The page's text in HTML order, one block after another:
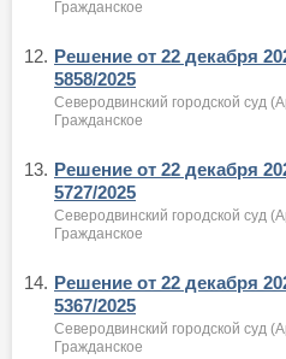
Гражданское
12. Решение от 22 декабря
5858/2025
Северодвинский городской суд
Гражданское
13. Решение от 22 декабря
5727/2025
Северодвинский городской суд
Гражданское
14. Решение от 22 декабря
5367/2025
Северодвинский городской суд
Гражданское